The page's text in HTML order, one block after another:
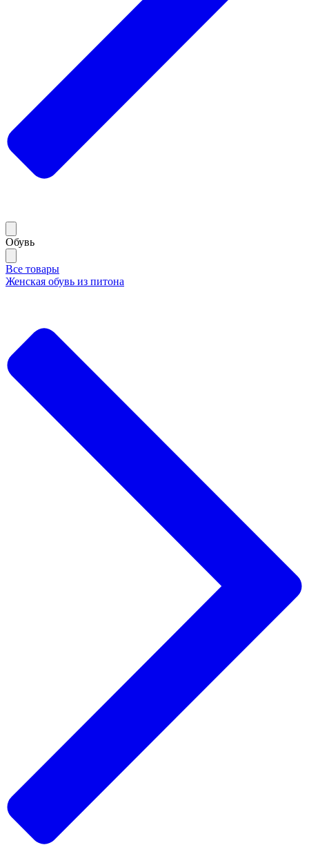
Обувь
Все товары
Женская обувь из питона